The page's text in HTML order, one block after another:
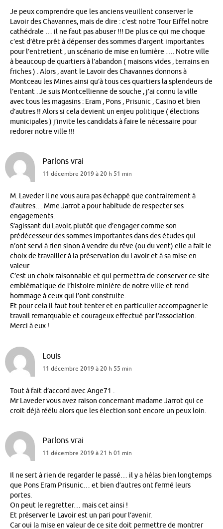
Je peux comprendre que les anciens veuillent conserver le
Lavoir des Chavannes, mais de dire : c’est notre Tour Eiffel notre
cathédrale … il ne faut pas abuser !!! De plus ce qui me choque
c’est d’être prêt à dépenser des sommes d’argent importantes
pour l’entretient , un scénario de mise en lumière …. Notre ville
à beaucoup de quartiers à l’abandon ( maisons vides , terrains en
friches ) . Alors , avant le Lavoir des Chavannes donnons à
Montceau les Mines ainsi qu’à tous ces quartiers la splendeurs de
l’entant . Je suis Montcellienne de souche , j’ai connu la ville
avec tous les magasins : Eram , Pons , Prisunic , Casino et bien
d’autres !! Alors si cela devient un enjeu politique ( élections
municipales ) j’invite les candidats à faire le nécessaire pour
redorer notre ville !!!
Parlons vrai
11 décembre 2019 à 20 h 51 min
M. Laveder il ne vous aura pas échappé que contrairement à
d’autres… Mme Jarrot a pour habitude de respecter ses
engagements.
S’agissant du Lavoir, plutôt que d’engager comme son
prédécesseur des sommes importantes dans des études qui
n’ont servi à rien sinon à vendre du rêve (ou du vent) elle a fait le
choix de travailler à la préservation du Lavoir et à sa mise en
valeur.
C’est un choix raisonnable et qui permettra de conserver ce site
emblématique de l’histoire minière de notre ville et rend
hommage à ceux qui l’ont construite.
Et pour cela il faut tout tenter et en particulier accompagner le
travail remarquable et courageux effectué par l’association.
Merci à eux !
Louis
11 décembre 2019 à 20 h 55 min
Tout à fait d’accord avec Ange71 .
Mr Laveder vous avez raison concernant madame Jarrot qui ce
croit déjà réélu alors que les élection sont encore un peux loin.
Parlons vrai
11 décembre 2019 à 21 h 01 min
Il ne sert à rien de regarder le passé… il y a hélas bien longtemps
que Pons Eram Prisunic… et bien d’autres ont fermé leurs
portes.
On peut le regretter… mais cet ainsi !
Et préserver le Lavoir est un pari pour l’avenir.
Car oui la mise en valeur de ce site doit permettre de montrer